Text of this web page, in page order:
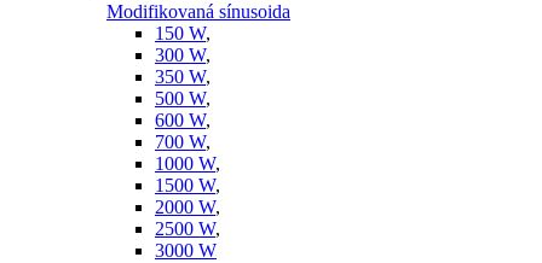
Modifikovaná sínusoida
150 W,
300 W,
350 W,
500 W,
600 W,
700 W,
1000 W,
1500 W,
2000 W,
2500 W,
3000 W